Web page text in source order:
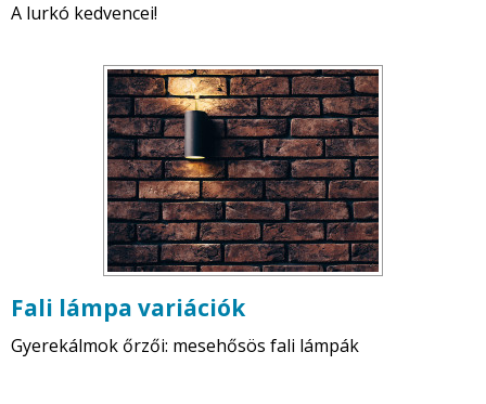
A lurkó kedvencei!
Fali lámpa variációk
Gyerekálmok őrzői: mesehősös fali lámpák